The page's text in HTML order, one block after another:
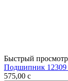
Быстрый просмотр
Подшипник
575,00 c